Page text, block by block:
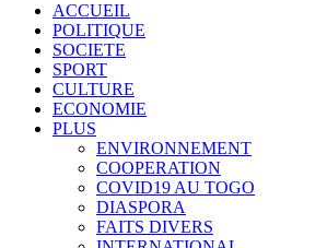
ACCUEIL
POLITIQUE
SOCIETE
SPORT
CULTURE
ECONOMIE
PLUS
ENVIRONNEMENT
COOPERATION
COVID19 AU TOGO
DIASPORA
FAITS DIVERS